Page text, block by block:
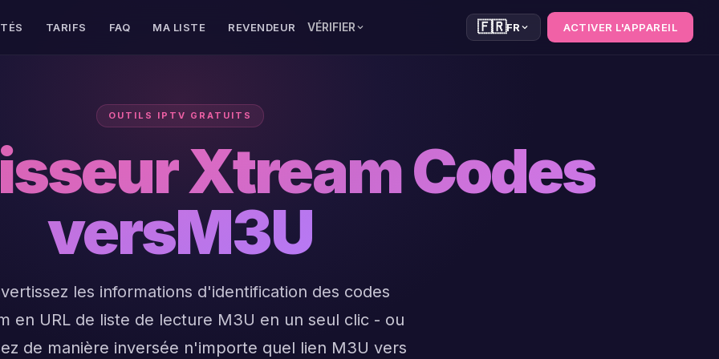
TARIFS FAQ MA LISTE REVENDEUR VÉRIFIER 🇫🇷FR ACTIVER L'APPAREIL
OUTILS IPTV GRATUITS
Xtream Codes
versM3U
les informations d'identification des codes
en URL de liste de lecture M3U en un seul clic - ou
de manière inversée n'importe quel lien M3U vers